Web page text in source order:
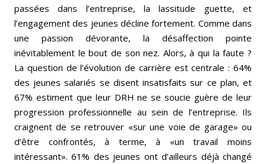
passées dans l’entreprise, la lassitude guette, et
l’engagement des jeunes décline fortement. Comme dans
une passion dévorante, la désaffection pointe
inévitablement le bout de son nez. Alors, à qui la faute ?
La question de l’évolution de carrière est centrale : 64%
des jeunes salariés se disent insatisfaits sur ce plan, et
67% estiment que leur DRH ne se soucie guère de leur
progression professionnelle au sein de l’entreprise. Ils
craignent de se retrouver «sur une voie de garage» ou
d’être confrontés, à terme, à «un travail moins
intéressant». 61% des jeunes ont d’ailleurs déjà changé